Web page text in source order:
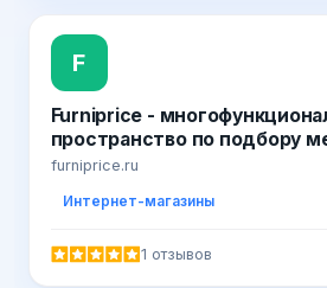
F
Furniprice -
пространство по подбору
furniprice.ru
Интернет-магазины
1 отзывов